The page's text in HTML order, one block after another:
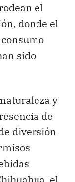
el
donde el
sido
y
de
diversión
el